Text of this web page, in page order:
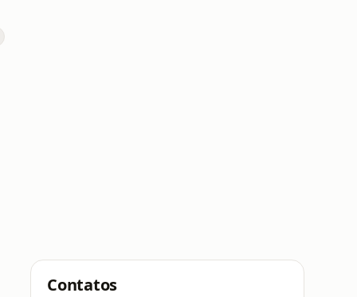
Contatos